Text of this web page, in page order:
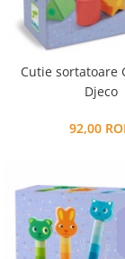
Alfabet si
Jocuri de
Seria Lectia de
Editura Litera
Editura Galaxia
Colectia PIXI
Pisicile Războinice
Atlase Enciclopedii
Marea carte
Cutie sortatoare
Djeco
92,00